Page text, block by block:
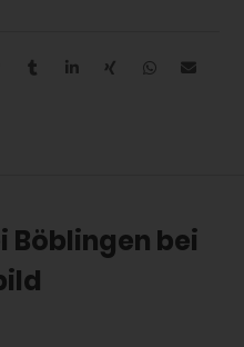
Böblingen bei